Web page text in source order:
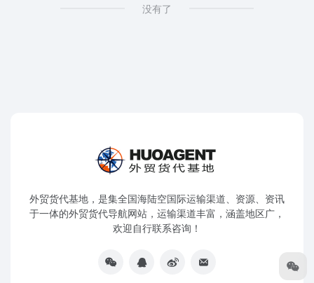
没有了
外贸货代基地，是集全国海陆空国际运输渠道、资源、资讯
于一体的外贸货代导航网站，运输渠道丰富，涵盖地区广，
欢迎自行联系咨询！